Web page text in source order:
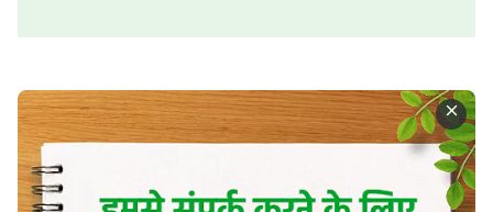
उद्धारकर्ता अंतिम दिनों में पहले ही